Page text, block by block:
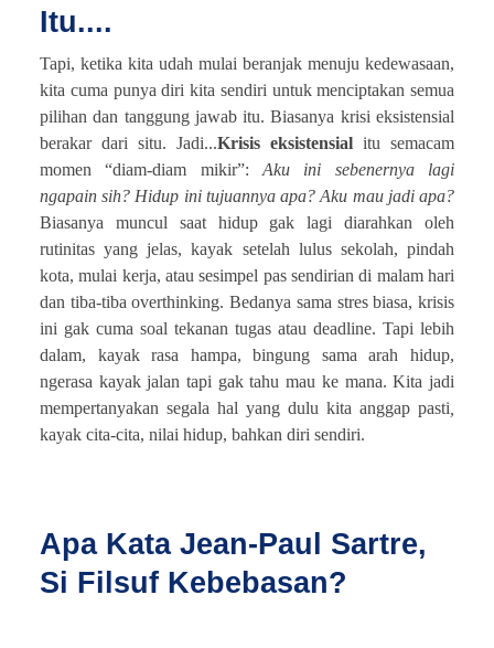
Itu....
Tapi, ketika kita udah mulai beranjak menuju kedewasaan,
kita cuma punya diri kita sendiri untuk menciptakan semua
pilihan dan tanggung jawab itu. Biasanya krisi eksistensial
berakar dari situ. Jadi...Krisis eksistensial itu semacam
momen “diam-diam mikir”: Aku ini sebenernya lagi
ngapain sih? Hidup ini tujuannya apa? Aku mau jadi apa?
Biasanya muncul saat hidup gak lagi diarahkan oleh
rutinitas yang jelas, kayak setelah lulus sekolah, pindah
kota, mulai kerja, atau sesimpel pas sendirian di malam hari
dan tiba-tiba overthinking. Bedanya sama stres biasa, krisis
ini gak cuma soal tekanan tugas atau deadline. Tapi lebih
dalam, kayak rasa hampa, bingung sama arah hidup,
ngerasa kayak jalan tapi gak tahu mau ke mana. Kita jadi
mempertanyakan segala hal yang dulu kita anggap pasti
kayak cita-cita, nilai hidup, bahkan diri sendiri.
Apa Kata Jean-Paul Sartre,
Si Filsuf Kebebasan?